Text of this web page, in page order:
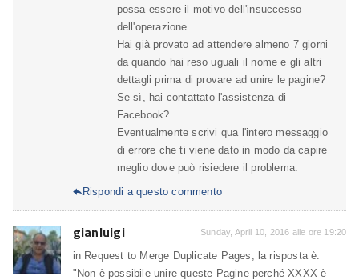
possa essere il motivo dell'insuccesso
dell'operazione.
Hai già provato ad attendere almeno 7 giorni
da quando hai reso uguali il nome e gli altri
dettagli prima di provare ad unire le pagine?
Se sì, hai contattato l'assistenza di
Facebook?
Eventualmente scrivi qua l'intero messaggio
di errore che ti viene dato in modo da capire
meglio dove può risiedere il problema.
Rispondi a questo commento
gianluigi Sunday, April 10, 2016 alle ore 19:20
in Request to Merge Duplicate Pages, la risposta è:
"Non è possibile unire queste Pagine perché XXXX è